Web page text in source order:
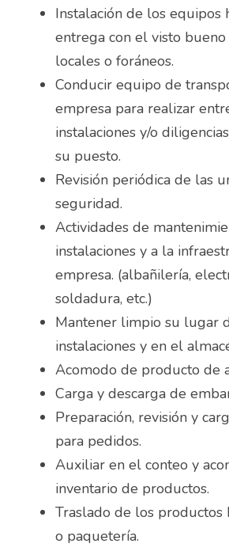
Almacenistas
Analista de Inventarios
Analista de precios unitarios
Asesor Bancario
Asesor comercial
Asesor Comercial
Asesor de credito
asesor de ventas
Asesor de ventas
Asesor de Ventas
Asesor de Venta y Gerente de
Asesor digital
Asesores Inmobiliarios
ASESOR INMOBILIARIO
Publica tu vacante
Instalación de los equipos
entrega con el visto
locales o foráneos.
Conducir equipo de
empresa para realizar
instalaciones y/o
su puesto.
Revisión periódica de las
seguridad.
Actividades de
instalaciones y a la
empresa. (albañilería,
soldadura, etc.)
Mantener limpio su lugar
instalaciones y en el
Acomodo de producto de
Carga y descarga de
Preparación, revisión y
para pedidos.
Auxiliar en el conteo y
inventario de productos.
Traslado de los productos
o paquetería.